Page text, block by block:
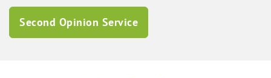
Second Opinion Service